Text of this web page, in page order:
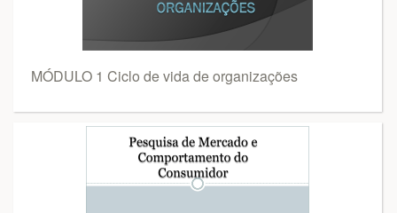
MÓDULO 1 Ciclo de vida de organizações